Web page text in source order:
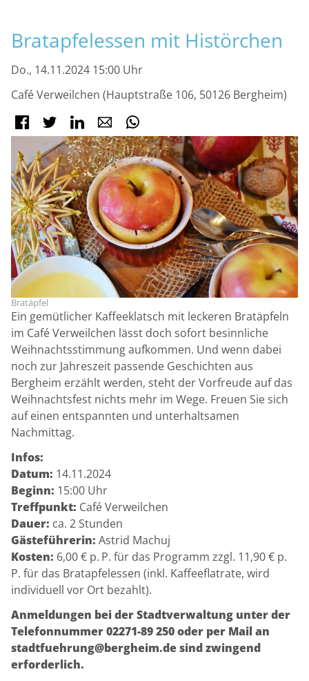
Bratapfelessen mit Histörchen
Do., 14.11.2024 15:00 Uhr
Café Verweilchen (Hauptstraße 106, 50126 Bergheim)
Facebook
Twitter LinkedInE-mail
Bratäpfel
Ein gemütlicher Kaffeeklatsch mit leckeren Bratäpfeln
im Café Verweilchen lässt doch sofort besinnliche
Weihnachtsstimmung aufkommen. Und wenn dabei
noch zur Jahreszeit passende Geschichten aus
Bergheim erzählt werden, steht der Vorfreude auf das
Weihnachtsfest nichts mehr im Wege. Freuen Sie sich
auf einen entspannten und unterhaltsamen
Nachmittag.
Infos:
Datum: 14.11.2024
Beginn: 15:00 Uhr
Treffpunkt: Café Verweilchen
Dauer: ca. 2 Stunden
Gästeführerin: Astrid Machuj
Kosten: 6,00 € p. P. für das Programm zzgl. 11,90 € p.
P. für das Bratapfelessen (inkl. Kaffeeflatrate, wird
individuell vor Ort bezahlt).
Anmeldungen bei der Stadtverwaltung unter der
Telefonnummer 02271-89 250 oder per Mail an
stadtfuehrung@bergheim.de sind zwingend
erforderlich.